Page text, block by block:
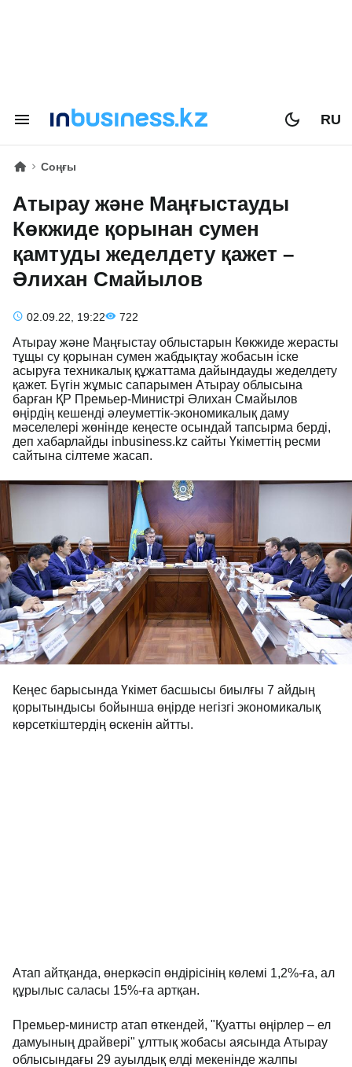
RU
Соңғы
Атырау және Маңғыстауды
Көкжиде қорынан сумен
қамтуды жеделдету қажет –
Әлихан Смайылов
02.09.22, 19:22 722
Атырау және Маңғыстау облыстарын Көкжиде жерасты
тұщы су қорынан сумен жабдықтау жобасын іске
асыруға техникалық құжаттама дайындауды жеделдету
қажет. Бүгін жұмыс сапарымен Атырау облысына
барған ҚР Премьер-Министрі Әлихан Смайылов
өңірдің кешенді әлеуметтік-экономикалық даму
мәселелері жөнінде кеңесте осындай тапсырма берді,
деп хабарлайды inbusiness.kz сайты Үкіметтің ресми
сайтына сілтеме жасап.
Кеңес барысында Үкімет басшысы биылғы 7 айдың
қорытындысы бойынша өңірде негізгі экономикалық
көрсеткіштердің өскенін айтты.
Атап айтқанда, өнеркәсіп өндірісінің көлемі 1,2%-ға, ал
құрылыс саласы 15%-ға артқан.
Премьер-министр атап өткендей, "Қуатты өңірлер – ел
дамуының драйвері" ұлттық жобасы аясында Атырау
облысындағы 29 ауылдық елді мекенінде жалпы